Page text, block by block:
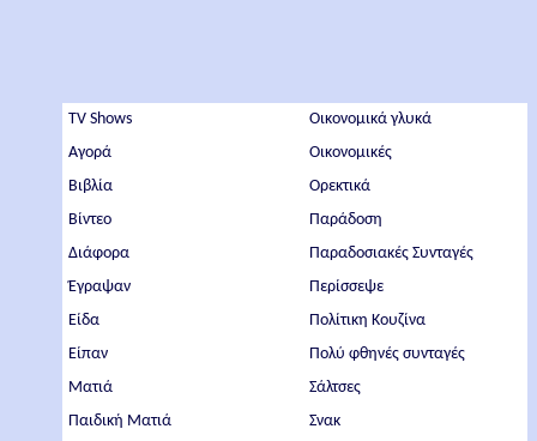
TV Shows
Αγορά
Βιβλία
Βίντεο
Διάφορα
Έγραψαν
Είδα
Είπαν
Ματιά
Παιδική Ματιά
Οικονομικά γλυκά
Οικονομικές
Ορεκτικά
Παράδοση
Παραδοσιακές Συνταγές
Περίσσεψε
Πολίτικη Κουζίνα
Πολύ φθηνές συνταγές
Σάλτσες
Σνακ